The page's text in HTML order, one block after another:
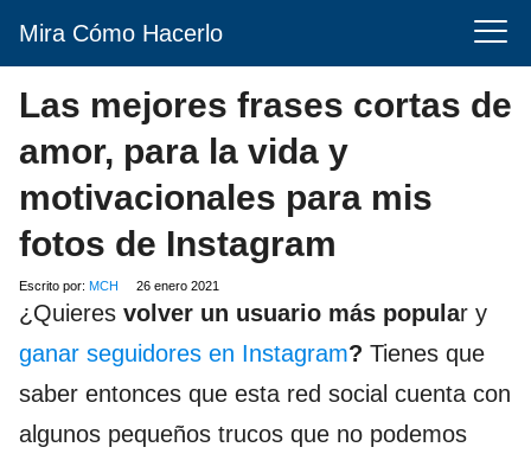
Mira Cómo Hacerlo
Las mejores frases cortas de
amor, para la vida y
motivacionales para mis
fotos de Instagram
Escrito por: MCH 26 enero 2021
¿Quieres volver un usuario más popular y
ganar seguidores en Instagram? Tienes que
saber entonces que esta red social cuenta con
algunos pequeños trucos que no podemos